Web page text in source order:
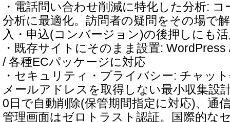
・電話問い合わせ削減に特化した分析:
分析に最適化。訪問者の疑問をその場で
入・申込(コンバージョン)の後押しにも
・既存サイトにそのまま設置:
/ 各種ECパッケージに対応
・セキュリティ・プライバシー: チャッ
メールアドレスを取得しない最小収集設
0日で自動削除(保管期間指定に対応)、通
管理画面はゼロトラスト認証。国際的な